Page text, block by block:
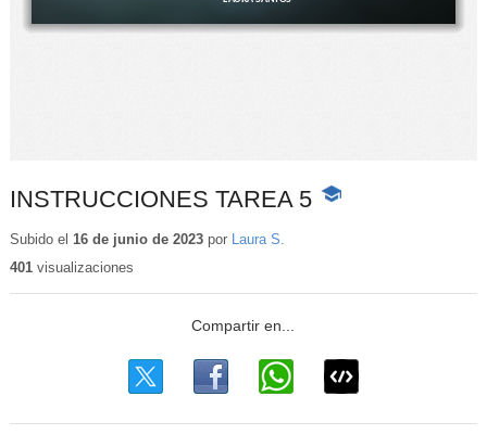
INSTRUCCIONES TAREA 5 -
Subido el 16 de junio de 2023por Laura S.
401visualizaciones